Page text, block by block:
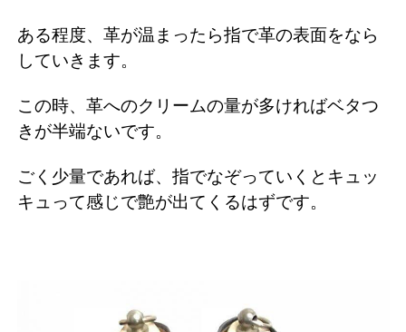
ある程度、革が温まったら指で革の表面をなら
していきます。
この時、革へのクリームの量が多ければベタつ
きが半端ないです。
ごく少量であれば、指でなぞっていくとキュッ
キュって感じで艶が出てくるはずです。